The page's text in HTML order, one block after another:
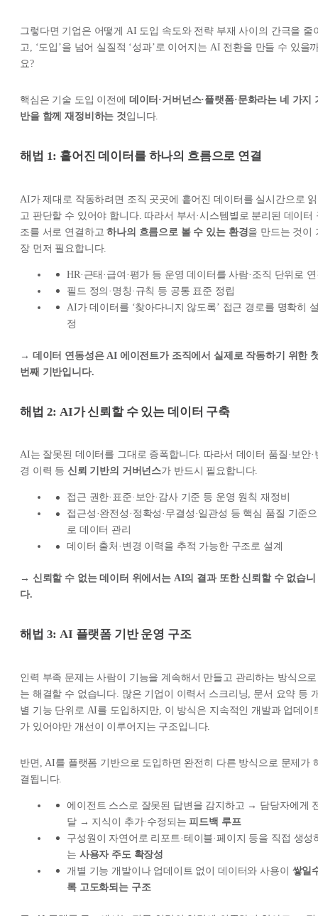
그렇다면 기업은 어떻게 AI 도입 속도와 전략 부재 사이의 간극을 줄
고, ‘도입’을 넘어 실질적 ‘성과’로 이어지는 AI 전환을 만들 수 있을
요?
핵심은 기술 도입 이전에 데이터·거버넌스·플랫폼·문화라는 네 가지
반을 함께 재정비하는 것입니다.
해법 1: 흩어진 데이터를 하나의 흐름으로 연결
AI가 제대로 작동하려면 조직 곳곳에 흩어진 데이터를 실시간으로 읽
고 판단할 수 있어야 합니다. 따라서 부서·시스템별로 분리된 데이터
조를 서로 연결하고하나의 흐름으로 볼 수 있는 환경을 만드는 것이
장 먼저 필요합니다.
HR·근태·급여·평가 등 운영 데이터를 사람·조직 단위로
필드 정의·명칭·규칙 등 공통 표준 정립
AI가 데이터를 ‘찾아다니지 않도록’ 접근 경로를 명확히
정
→ 데이터 연동성은 AI 에이전트가 조직에서 실제로 작동하기 위한
번째 기반입니다.
해법 2: AI가 신뢰할 수 있는 데이터 구축
AI는 잘못된 데이터를 그대로 증폭합니다. 따라서 데이터 품질·보안·
경 이력 등 신뢰 기반의 거버넌스가 반드시 필요합니다.
접근 권한·표준·보안·감사 기준 등 운영 원칙 재정비
접근성·완전성·정확성·무결성·일관성 등 핵심 품질 기준으
로 데이터 관리
데이터 출처·변경 이력을 추적 가능한 구조로 설계
→ 신뢰할 수 없는 데이터 위에서는 AI의 결과 또한 신뢰할 수 없습니
다.
해법 3: AI 플랫폼 기반 운영 구조
인력 부족 문제는 사람이 기능을 계속해서 만들고 관리하는 방식으로
는 해결할 수 없습니다. 많은 기업이 이력서 스크리닝, 문서 요약 등
별 기능 단위로 AI를 도입하지만, 이 방식은 지속적인 개발과 업데이
가 있어야만 개선이 이루어지는 구조입니다.
반면, AI를 플랫폼 기반으로 도입하면 완전히 다른 방식으로 문제가
결됩니다.
에이전트 스스로 잘못된 답변을 감지하고 → 담당자에게
달 → 지식이 추가·수정되는 피드백 루프
구성원이 자연어로 리포트·테이블·페이지 등을 직접 생성
는 사용자 주도 확장성
개별 기능 개발이나 업데이트 없이 데이터와 사용이 쌓일
록 고도화되는 구조